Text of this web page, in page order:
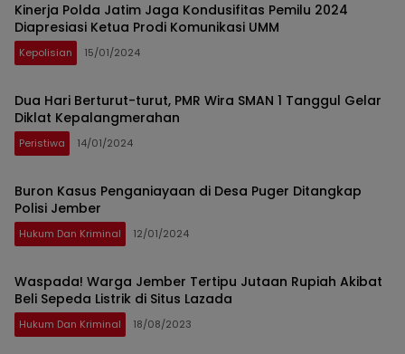
Kinerja Polda Jatim Jaga Kondusifitas Pemilu 2024
Diapresiasi Ketua Prodi Komunikasi UMM
Kepolisian 15/01/2024
Dua Hari Berturut-turut, PMR Wira SMAN 1 Tanggul Gelar
Diklat Kepalangmerahan
Peristiwa 14/01/2024
Buron Kasus Penganiayaan di Desa Puger Ditangkap
Polisi Jember
Hukum Dan Kriminal 12/01/2024
Waspada! Warga Jember Tertipu Jutaan Rupiah Akibat
Beli Sepeda Listrik di Situs Lazada
Hukum Dan Kriminal 18/08/2023